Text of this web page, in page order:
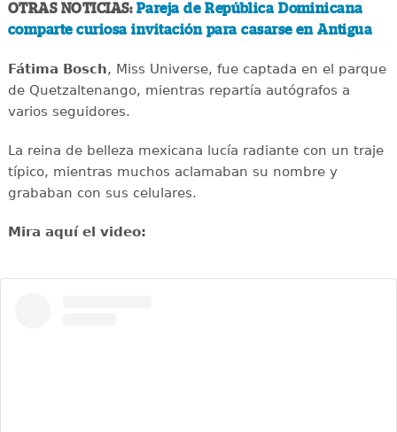
OTRAS NOTICIAS: Pareja de República Dominicana
comparte curiosa invitación para casarse en Antigua
Fátima Bosch, Miss Universe, fue captada en el parque
de Quetzaltenango, mientras repartía autógrafos a
varios seguidores.
La reina de belleza mexicana lucía radiante con un traje
típico, mientras muchos aclamaban su nombre y
grababan con sus celulares.
Mira aquí el video: